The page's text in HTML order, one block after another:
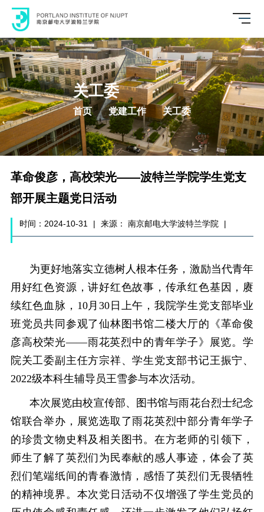
关工委
首页 党建工作 关工委
革命俊彦，高校荣光——波特兰学院学生党支
部开展主题党日活动
时间：2024-10-31 | 来源： 南京邮电大学波特兰学院 |
为更好地落实立德树人根本任务，激励当代青年
用好红色资源，讲好红色故事，传承红色基因，赓
续红色血脉， 10月30日上午，我院学生党支部毕业
班党员共同参观了仙林图书馆二楼大厅的《革命俊
彦高校荣光——雨花英烈中的青年学子》展览。学
院关工委副主任方宗祥、学生党支部书记王振宁、
2022级本科生辅导员王雪参与本次活动。
本次展览由校宣传部、图书馆与雨花台烈士纪念
馆联合举办，展览选取了雨花英烈中部分青年学子
的珍贵文物史料及相关图书。在方老师的引领下，
师生了解了英烈们为民奉献的感人事迹，体会了英
烈们笔端纸间的青春激情，感悟了英烈们无畏牺牲
的精神境界。本次党日活动不仅增强了学生党员的